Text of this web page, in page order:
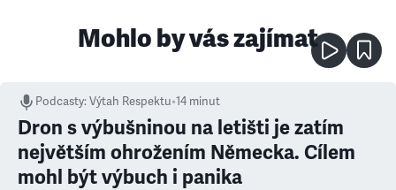
Mohlo by vás zajímat
Podcasty:Výtah Respektu•14 minut
Dron s výbušninou na letišti je zatím
největším ohrožením Německa. Cílem
mohl být výbuch i panika